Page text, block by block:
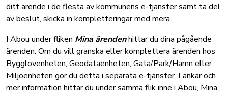
ditt ärende i de flesta av kommunens e-tjänster samt ta del
av beslut, skicka in kompletteringar med mera.
I Abou under fliken Mina ärendenhittar du dina pågående
ärenden. Om du vill granska eller komplettera ärenden hos
Bygglovenheten, Geodataenheten, Gata/Park/Hamn eller
Miljöenheten gör du detta i separata e-tjänster. Länkar och
mer information hittar du under samma flik inne i Abou, Mina